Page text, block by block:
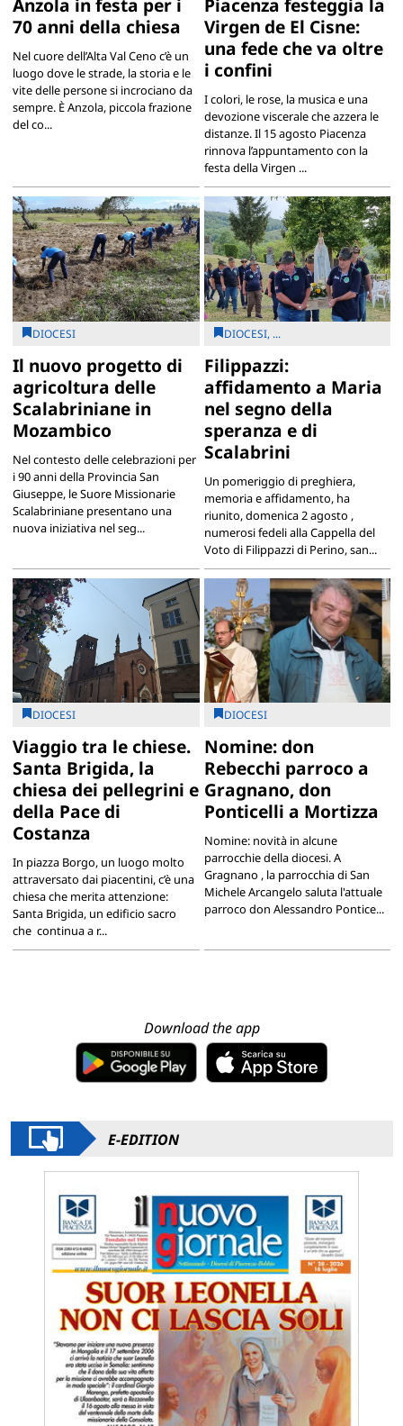
Anzola in festa per i
70 anni della chiesa
Nel cuore dell’Alta Val Ceno c’è un
luogo dove le strade, la storia e le
vite delle persone si incrociano da
sempre. È Anzola, piccola frazione
del co...
Piacenza festeggia la
Virgen de El Cisne:
una fede che va oltre
i confini
I colori, le rose, la musica e una
devozione viscerale che azzera le
distanze. Il 15 agosto Piacenza
rinnova l’appuntamento con la
festa della Virgen ...
DIOCESI
Il nuovo progetto di
agricoltura delle
Scalabriniane in
Mozambico
Nel contesto delle celebrazioni per
i 90 anni della Provincia San
Giuseppe, le Suore Missionarie
Scalabriniane presentano una
nuova iniziativa nel seg...
DIOCESI, ...
Filippazzi:
affidamento a Maria
nel segno della
speranza e di
Scalabrini
Un pomeriggio di preghiera,
memoria e affidamento, ha
riunito, domenica 2 agosto ,
numerosi fedeli alla Cappella del
Voto di Filippazzi di Perino, san...
DIOCESI
Viaggio tra le chiese.
Santa Brigida, la
chiesa dei pellegrini e
della Pace di
Costanza
In piazza Borgo, un luogo molto
attraversato dai piacentini, c’è una
chiesa che merita attenzione:
Santa Brigida, un edificio sacro
che continua a r...
DIOCESI
Nomine: don
Rebecchi parroco a
Gragnano, don
Ponticelli a Mortizza
Nomine: novità in alcune
parrocchie della diocesi. A
Gragnano , la parrocchia di San
Michele Arcangelo saluta l'attuale
parroco don Alessandro Pontice...
Download the app
E-EDITION